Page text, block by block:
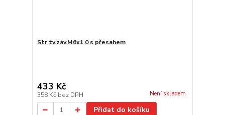
Str.tv.záv.M6x1.0 s přesahem
433 Kč
358 Kč bez DPH Není skladem
Přidat do košíku